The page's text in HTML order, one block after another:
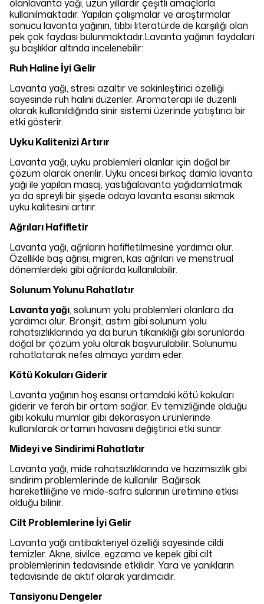
olanlavanta yağı, uzun yıllardır çeşitli amaçlarla
kullanılmaktadır. Yapılan çalışmalar ve araştırmalar
sonucu lavanta yağının, tıbbi literatürde de karşılığı olan
pek çok faydası bulunmaktadır.Lavanta yağının faydaları
şu başlıklar altında incelenebilir:
Ruh Haline İyi Gelir
Lavanta yağı, stresi azaltır ve sakinleştirici özelliği
sayesinde ruh halini düzenler. Aromaterapi ile düzenli
olarak kullanıldığında sinir sistemi üzerinde yatıştırıcı bir
etki gösterir.
Uyku Kalitenizi Artırır
Lavanta yağı, uyku problemleri olanlar için doğal bir
çözüm olarak önerilir. Uyku öncesi birkaç damla lavanta
yağı ile yapılan masaj, yastığalavanta yağıdamlatmak
ya da spreyli bir şişede odaya lavanta esansı sıkmak
uyku kalitesini artırır.
Ağrıları Hafifletir
Lavanta yağı, ağrıların hafifletilmesine yardımcı olur.
Özellikle baş ağrısı, migren, kas ağrıları ve menstrual
dönemlerdeki gibi ağrılarda kullanılabilir.
Solunum Yolunu Rahatlatır
Lavanta yağı, solunum yolu problemleri olanlara da
yardımcı olur. Bronşit, astım gibi solunum yolu
rahatsızlıklarında ya da burun tıkanıklığı gibi sorunlarda
doğal bir çözüm yolu olarak başvurulabilir. Solunumu
rahatlatarak nefes almaya yardım eder.
Kötü Kokuları Giderir
Lavanta yağının hoş esansı ortamdaki kötü kokuları
giderir ve ferah bir ortam sağlar. Ev temizliğinde olduğu
gibi kokulu mumlar gibi dekorasyon ürünlerinde
kullanılarak ortamın havasını değiştirici etki sunar.
Mideyi ve Sindirimi Rahatlatır
Lavanta yağı, mide rahatsızlıklarında ve hazımsızlık gibi
sindirim problemlerinde de kullanılır. Bağırsak
hareketliliğine ve mide-safra sularının üretimine etkisi
olduğu bilinir.
Cilt Problemlerine İyi Gelir
Lavanta yağı antibakteriyel özelliği sayesinde cildi
temizler. Akne, sivilce, egzama ve kepek gibi cilt
problemlerinin tedavisinde etkilidir. Yara ve yanıkların
tedavisinde de aktif olarak yardımcıdır.
Tansiyonu Dengeler